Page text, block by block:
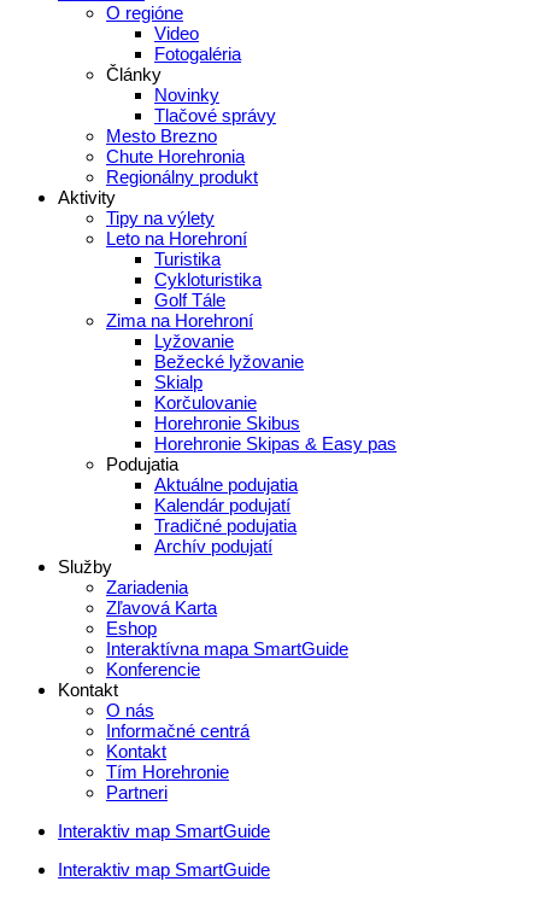
O regióne
Video
Fotogaléria
Články
Novinky
Tlačové správy
Mesto Brezno
Chute Horehronia
Regionálny produkt
Aktivity
Tipy na výlety
Leto na Horehroní
Turistika
Cykloturistika
Golf Tále
Zima na Horehroní
Lyžovanie
Bežecké lyžovanie
Skialp
Korčulovanie
Horehronie Skibus
Horehronie Skipas & Easy pas
Podujatia
Aktuálne podujatia
Kalendár podujatí
Tradičné podujatia
Archív podujatí
Služby
Zariadenia
Zľavová Karta
Eshop
Interaktívna mapa SmartGuide
Konferencie
Kontakt
O nás
Informačné centrá
Kontakt
Tím Horehronie
Partneri
Interaktiv map SmartGuide
Interaktiv map SmartGuide